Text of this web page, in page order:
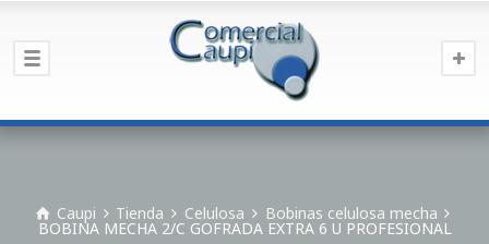
Caupi Tienda Celulosa Bobinas celulosa mecha
BOBINA MECHA 2/C GOFRADA EXTRA 6 U PROFESIONAL